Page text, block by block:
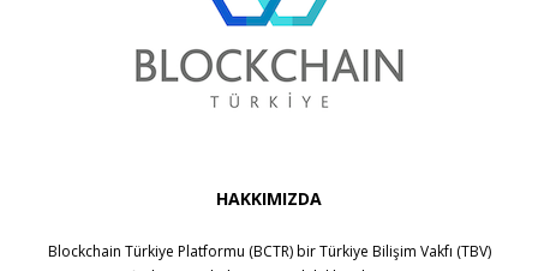
HAKKIMIZDA
Blockchain Türkiye Platformu (BCTR) birTürkiye Bilişim Vakfı (TBV)